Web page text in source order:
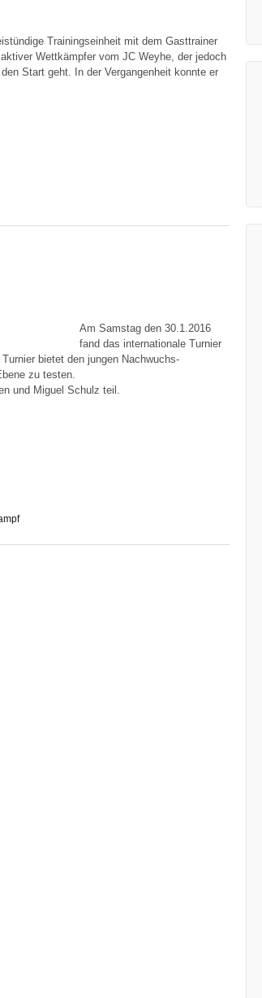
Trainingseinheit mit dem Gasttrainer
Wettkämpfer vom JC Weyhe, der jedoch
Start geht. In der Vergangenheit konnte er
Am Samstag den 30.1.2016
fand das internationale Turnier
bietet den jungen Nachwuchs-
zu testen.
und Miguel Schulz teil.